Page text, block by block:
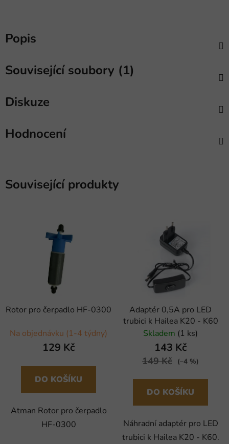
Popis
Související soubory (1)
Diskuze
Hodnocení
Související produkty
Rotor pro čerpadlo HF-0300
Na objednávku (1-4 týdny)
129 Kč
DO KOŠÍKU
Atman Rotor pro čerpadlo
HF-0300
Adaptér 0,5A pro LED
trubici k Hailea K20 - K60
Skladem (1 ks)
143 Kč
149 Kč (–4 %)
DO KOŠÍKU
Náhradní adaptér pro LED
trubici k Hailea K20 - K60.